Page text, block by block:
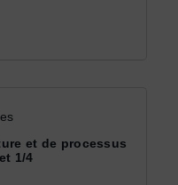
et de processus
1/4